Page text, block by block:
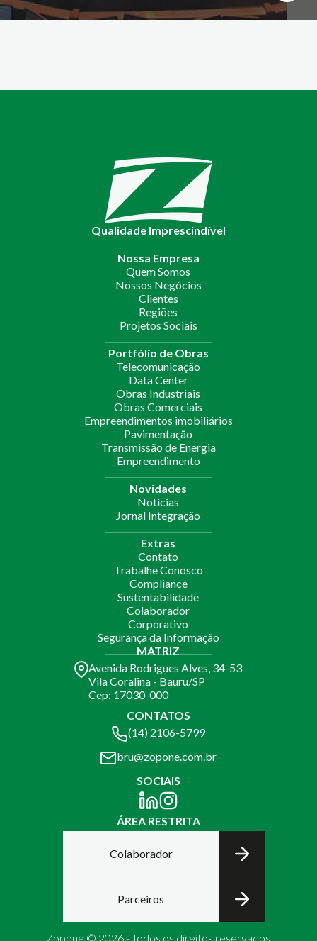
Qualidade Imprescindível
Nossa Empresa
Quem Somos
Nossos Negócios
Clientes
Regiões
Projetos Sociais
Portfólio de Obras
Telecomunicação
Data Center
Obras Industriais
Obras Comerciais
Empreendimentos imobiliários
Pavimentação
Transmissão de Energia
Empreendimento
Novidades
Notícias
Jornal Integração
Extras
Contato
Trabalhe Conosco
Compliance
Sustentabilidade
Colaborador
Corporativo
Segurança da Informação
MATRIZ
Avenida Rodrigues Alves, 34-53
Vila Coralina - Bauru/SP
Cep: 17030-000
CONTATOS
(14) 2106-5799
bru@zopone.com.br
SOCIAIS
ÁREA RESTRITA
Colaborador
Parceiros
Zopone © 2026 - Todos os direitos reservados